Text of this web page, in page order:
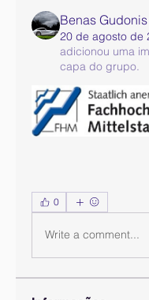
Benas Gudonis
20 de agosto de
adicionou uma
capa do grupo.
0
Write a comment...